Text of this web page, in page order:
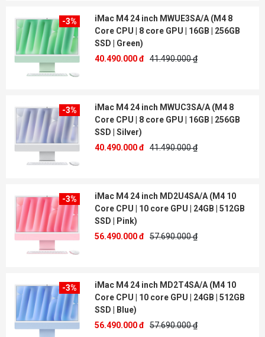
-3%
iMac M4 24 inch MWUE3SA/A (M4 8
Core CPU | 8 core GPU | 16GB | 256GB
SSD | Green)
40.490.000 đ 41.490.000 ₫
-3%
iMac M4 24 inch MWUC3SA/A (M4 8
Core CPU | 8 core GPU | 16GB | 256GB
SSD | Silver)
40.490.000 đ 41.490.000 ₫
-3%
iMac M4 24 inch MD2U4SA/A (M4 10
Core CPU | 10 core GPU | 24GB | 512GB
SSD | Pink)
56.490.000 đ 57.690.000 ₫
-3%
iMac M4 24 inch MD2T4SA/A (M4 10
Core CPU | 10 core GPU | 24GB | 512GB
SSD | Blue)
56.490.000 đ 57.690.000 ₫